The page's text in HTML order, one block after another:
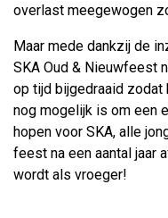
overlast meegewogen
Maar mede dankzij de
SKA Oud & Nieuwfeest
op tijd bijgedraaid
nog mogelijk is om een
hopen voor SKA, alle
feest na een aantal jaar
wordt als vroeger!